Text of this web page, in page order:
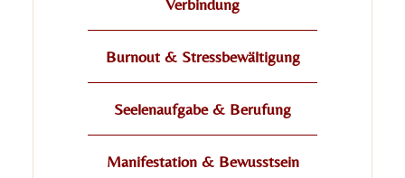
Verbindung
Burnout & Stressbewältigung
Seelenaufgabe & Berufung
Manifestation & Bewusstsein